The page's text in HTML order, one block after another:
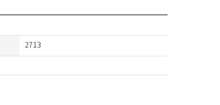
2713